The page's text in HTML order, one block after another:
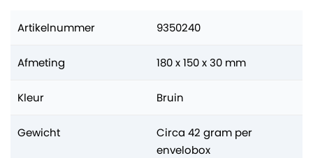
Artikelnummer 9350240
Afmeting 180 x 150 x 30 mm
Kleur Bruin
Gewicht
Circa 42 gram per
envelobox